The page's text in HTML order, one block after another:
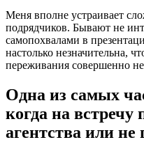
Меня вполне устраивает
подрядчиков. Бывают не
самопохвалами в
настолько незначительна,
переживания совершенно
Одна из самых
когда на встречу
агентства или не